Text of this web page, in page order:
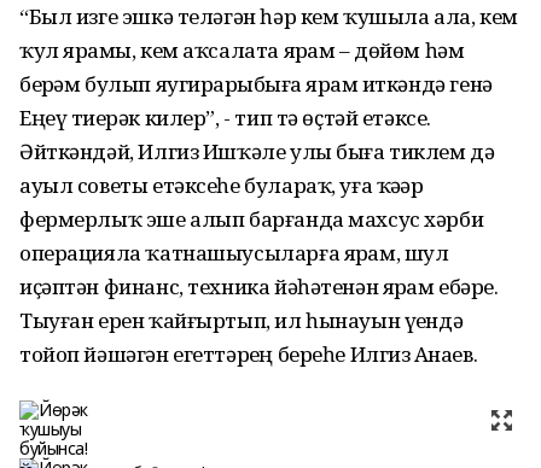
“Был изге эшкә теләгән һәр кем ҡушыла ала, кем
ҡул ярҙамы, кем аҡсалата ярҙам – дөйөм һәм
берҙәм булып яугирҙарыбыҙға ярҙам иткәндә генә
Еңеү тиҙерәк килер”, - тип тә өҫтәй етәксе.
Әйткәндәй, Илгиз Ишҡәле улы быға тиклем дә
ауыл советы етәксеһе булараҡ, уға ҡәҙәр
фермерлыҡ эше алып барғанда махсус хәрби
операцияла ҡатнашыусыларға ярҙам, шул
иҫәптән финанс, техника йәһәтенән ярҙам ебәрҙе.
Тыуған ерен ҡайғыртып, ил һынауын үҙендә
тойоп йәшәгән егеттәрҙең береһе Илгиз Аҙнаев.